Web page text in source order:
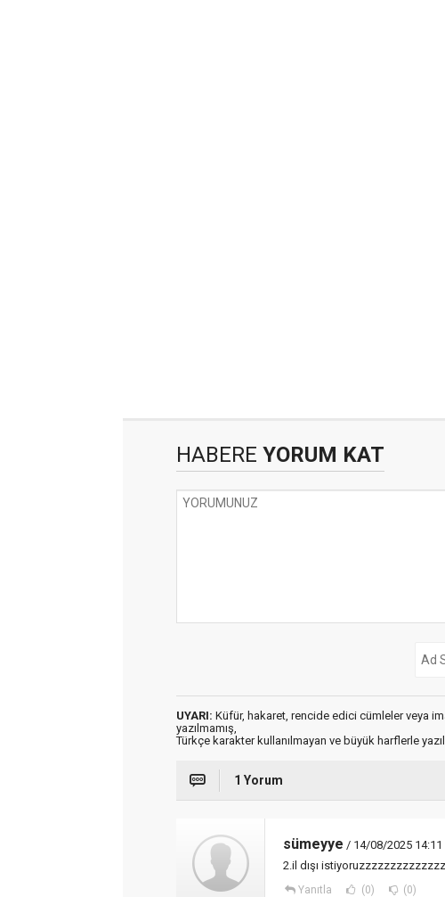
HABERE YORUM KAT
UYARI: Küfür, hakaret, rencide edici cümleler veya
yazılmamış,
Türkçe karakter kullanılmayan ve büyük harflerle
1 Yorum
sümeyye / 14/08/2025 14:11
2.il dışı
Yanıtla (0) (0)